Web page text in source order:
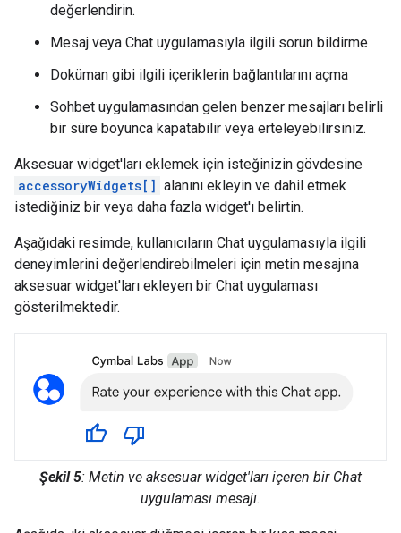
değerlendirin.
Mesaj veya Chat uygulamasıyla ilgili sorun bildirme
Doküman gibi ilgili içeriklerin bağlantılarını açma
Sohbet uygulamasından gelen benzer mesajları belirli
bir süre boyunca kapatabilir veya erteleyebilirsiniz.
Aksesuar widget'ları eklemek için isteğinizin gövdesine
accessoryWidgets[] alanını ekleyin ve dahil etmek
istediğiniz bir veya daha fazla widget'ı belirtin.
Aşağıdaki resimde, kullanıcıların Chat uygulamasıyla ilgili
deneyimlerini değerlendirebilmeleri için metin mesajına
aksesuar widget'ları ekleyen bir Chat uygulaması
gösterilmektedir.
Şekil 5: Metin ve aksesuar widget'ları içeren bir Chat
uygulaması mesajı.